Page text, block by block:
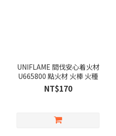
UNIFLAME 間伐安心着火材
U665800 點火材 火棒 火種
NT$170